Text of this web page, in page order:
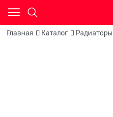
Главная Каталог Радиаторы